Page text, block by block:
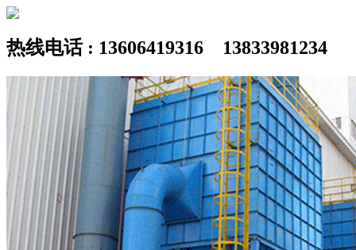
热线电话 : 13606419316 13833981234